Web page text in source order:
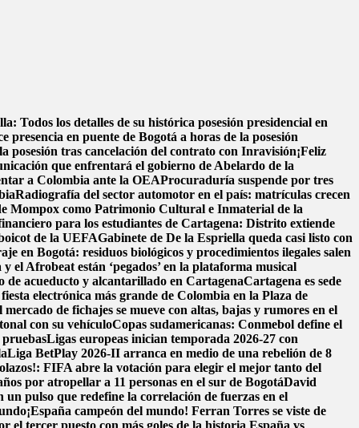
Todos los detalles de su histórica posesión presidencial en
presencia en puente de Bogotá a horas de la posesión
posesión tras cancelación del contrato con Inravisión¡Feliz
que enfrentará el gobierno de Abelardo de la
a Colombia ante la OEAProcuraduría suspende por tres
Radiografía del sector automotor en el país: matrículas crecen
Mompox como Patrimonio Cultural e Inmaterial de la
para los estudiantes de Cartagena: Distrito extiende
de la UEFAGabinete de De la Espriella queda casi listo con
en Bogotá: residuos biológicos y procedimientos ilegales salen
el Afrobeat están ‘pegados’ en la plataforma musical
de acueducto y alcantarillado en CartagenaCartagena es sede
electrónica más grande de Colombia en la Plaza de
de fichajes se mueve con altas, bajas y rumores en el
con su vehículoCopas sudamericanas: Conmebol define el
Ligas europeas inician temporada 2026-27 con
Liga BetPlay 2026-II arranca en medio de una rebelión de 8
FIFA abre la votación para elegir el mejor tanto del
por atropellar a 11 personas en el sur de BogotáDavid
pulso que redefine la correlación de fuerzas en el
¡España campeón del mundo! Ferran Torres se viste de